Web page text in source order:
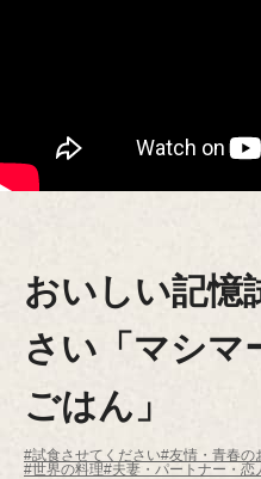
おいしい記憶
さい「マシマ
ごはん」
#試食させてください#友情・青春の
#世界の料理#夫妻・パートナー・恋